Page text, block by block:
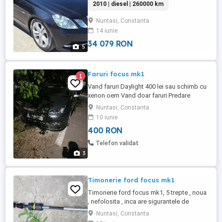
5
2010 | diesel | 260000 km
Nuntasi, Constanta
14 iunie
34 079 RON
3
1 Faruri focus mk1
Vand faruri Daylight 400 lei sau schimb cu
xenon oem Vand doar faruri Predare
personala sau curier
Nuntasi, Constanta
10 iunie
400 RON
Telefon validat
Timonerie ford focus mk1
Timonerie ford focus mk1, 5 trepte , noua
, nefolosita , inca are sigurantele de
montare pe ea Am comandat de st170 si
am ramas cu ele ca nu se potrivesc Pretul
Nuntasi, Constanta